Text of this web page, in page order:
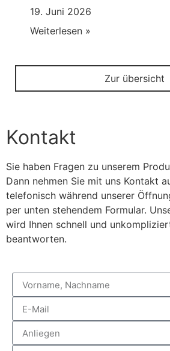
19. Juni 2026
Weiterlesen »
Zur übersicht
Kontakt
Sie haben Fragen zu unserem
Dann nehmen Sie mit uns Kontakt
telefonisch während unserer
per unten stehendem Formular.
wird Ihnen schnell und
beantworten.